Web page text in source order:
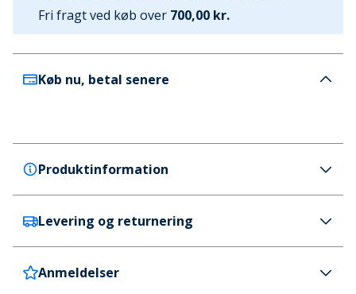
Fri fragt ved køb over 700,00 kr.
Køb nu, betal senere
Produktinformation
Crocs
Crocs Dame Kadee II W Sandal Cobblestone
Farve
beige
Levering og returnering
Danmark
59 kr. (700 kr.+ GRATIS)
Anmeldelser